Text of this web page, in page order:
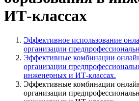
ИТ-классах
Эффективное использование
организации
Эффективные комбинации
организации
инженерных и ИТ-классах.
Эффективные комбинации
организации